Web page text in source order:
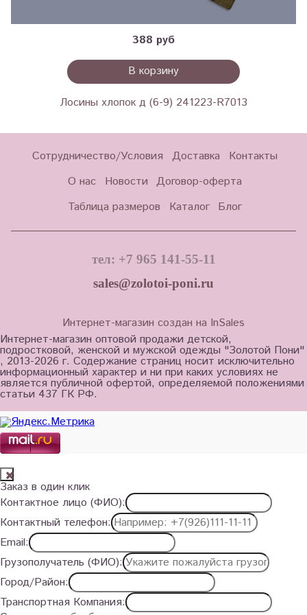
388 руб
В корзину
Лосины хлопок д (6-9) 241223-R7013
Сотрудничество/Условия Доставка
Контакты
О нас
Новости Договор-оферта
Таблица размеров
Каталог Блог
тел: +7 965 141-55-11
sales@zolotoi-poni.ru
Интернет-магазин создан на InSales
Интернет-магазин оптовой продажи детской,
подростковой, женской и мужской одежды "Золотой Пони"
, 2013-2026 г. Содержание страниц носит исключительно
информационный характер и ни при каких условиях не
является публичной офертой, определяемой положениями
статьи 437 ГК РФ.
Заказ в один клик
Контактное лицо (ФИО):
Контактный телефон:
Email:
Грузополучатель (ФИО):
Город/Район:
Транспортная Компания: